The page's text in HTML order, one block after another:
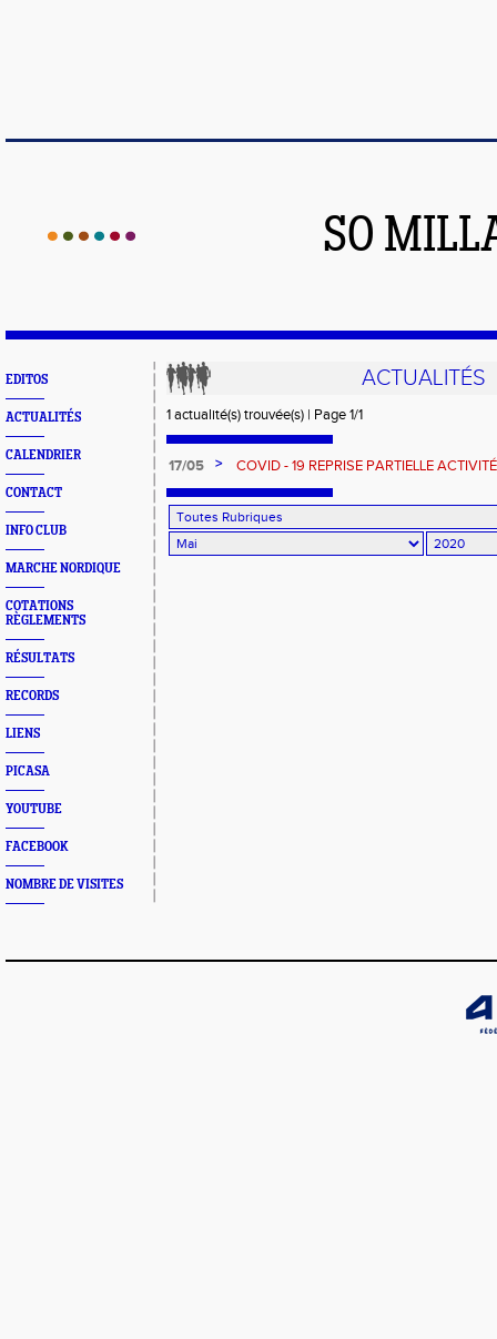
SO
EDITOS
ACTUALITÉS
CALENDRIER
CONTACT
INFO CLUB
MARCHE NORDIQUE
COTATIONS
RÈGLEMENTS
RÉSULTATS
RECORDS
LIENS
PICASA
YOUTUBE
FACEBOOK
NOMBRE DE VISITES
ACTUALITÉS
1 actualité(s) trouvée(s) | Page 1/1
17/05 >
COVID - 19 REPRISE PARTIELLE